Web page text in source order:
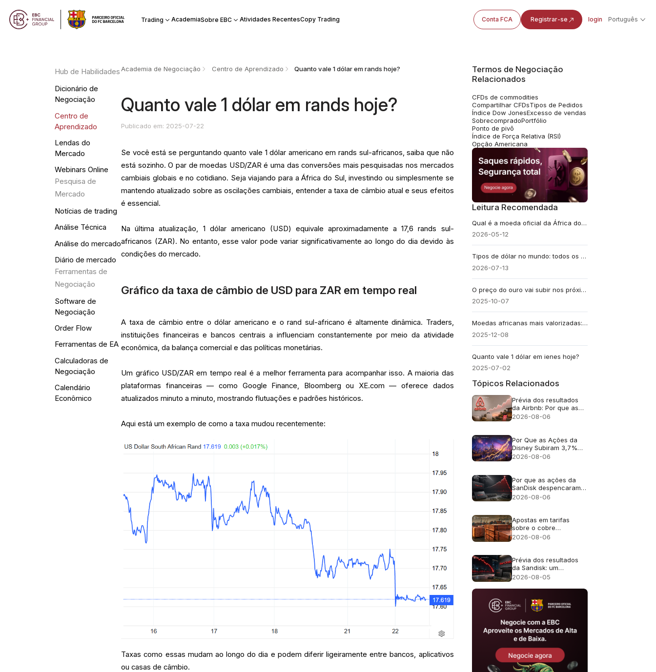
Trading AcademiaSobre EBC Atividades RecentesCopy Trading Conta FCA Registrar-se login Português
Hub de Habilidades
Dicionário de
Negociação
Centro de
Aprendizado
Lendas do
Mercado
Webinars Online
Pesquisa de
Mercado
Notícias de trading
Análise Técnica
Análise do mercado
Diário de mercado
Ferramentas de
Negociação
Software de
Negociação
Order Flow
Ferramentas de EA
Calculadoras de
Negociação
Calendário
Econômico
Academia de Negociação Centro de Aprendizado Quanto vale 1 dólar em rands hoje?
Quanto vale 1 dólar em rands hoje?
Publicado em: 2025-07-22
Se você está se perguntando quanto vale 1 dólar americano em rands sul-africanos, saiba que não
está sozinho. O par de moedas USD/ZAR é uma das conversões mais pesquisadas nos mercados
cambiais globais e no cotidiano. Seja viajando para a África do Sul, investindo ou simplesmente se
mantendo atualizado sobre as oscilações cambiais, entender a taxa de câmbio atual e seus efeitos
é essencial.
Na última atualização, 1 dólar americano (USD) equivale aproximadamente a 17,6 rands sul-
africanos (ZAR). No entanto, esse valor pode variar significativamente ao longo do dia devido às
condições do mercado.
Gráfico da taxa de câmbio de USD para ZAR em tempo real
A taxa de câmbio entre o dólar americano e o rand sul-africano é altamente dinâmica. Traders,
instituições financeiras e bancos centrais a influenciam constantemente por meio da atividade
econômica, da balança comercial e das políticas monetárias.
Um gráfico USD/ZAR em tempo real é a melhor ferramenta para acompanhar isso. A maioria das
plataformas financeiras — como Google Finance, Bloomberg ou XE.com — oferece dados
atualizados minuto a minuto, mostrando flutuações e padrões históricos.
Aqui está um exemplo de como a taxa mudou recentemente:
Taxas como essas mudam ao longo do dia e podem diferir ligeiramente entre bancos, aplicativos
ou casas de câmbio.
Termos de Negociação
Relacionados
CFDs de commodities
Compartilhar CFDsTipos de Pedidos
Índice Dow JonesExcesso de vendas
SobrecompradoPortfólio
Ponto de pivô
Índice de Força Relativa (RSI)
Opção Americana
Leitura Recomendada
Qual é a moeda oficial da África do Sul?
2026-05-12
Tipos de dólar no mundo: todos os dólares que existem
2026-07-13
O preço do ouro vai subir nos próximos dias? O que influencia sua cotação
2025-10-07
Moedas africanas mais valorizadas: as 15 mais fortes em 2025
2025-12-08
Quanto vale 1 dólar em ienes hoje?
2025-07-02
Tópicos Relacionados
Prévia dos resultados
da Airbnb: Por que as
ações da ABNB ainda
receita de 16%?
2026-08-06
Por Que as Ações da
Disney Subiram 3,7%
Apesar da Receita
2026-08-06
Por que as ações da
SanDisk despencaram
cerca de 13% apesar
2026-08-06
Apostas em tarifas
sobre o cobre
impulsionam o preço do
2026-08-06
Prévia dos resultados
da Sandisk: um
crescimento de receita
após uma queda de
47% em julho?
2026-08-05